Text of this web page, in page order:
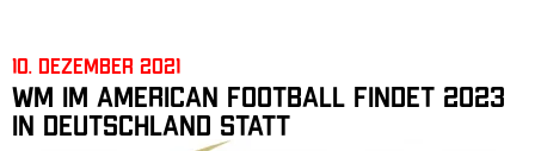
10. Dezember 2021
WM im American Football findet 2023
in Deutschland statt